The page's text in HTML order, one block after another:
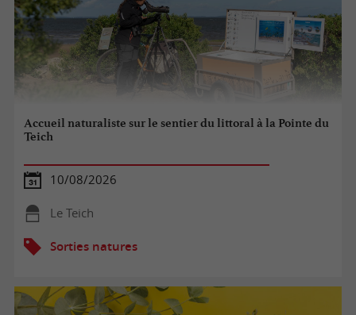
Accueil naturaliste sur le sentier du littoral à la Pointe du
Teich
10/08/2026
Le Teich
Sorties natures